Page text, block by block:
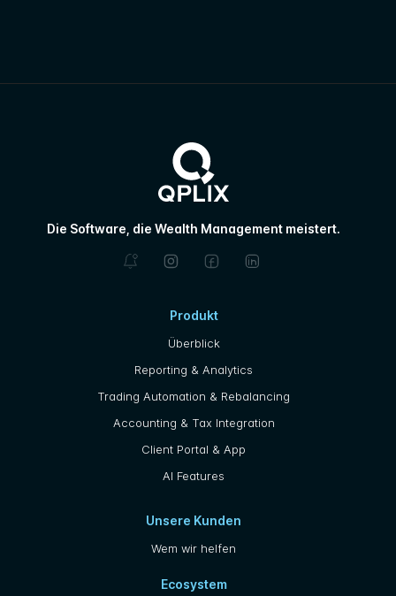
Die Software, die Wealth Management meistert.
Produkt
Überblick
Reporting & Analytics
Trading Automation & Rebalancing
Accounting & Tax Integration
Client Portal & App
AI Features
Unsere Kunden
Wem wir helfen
Ecosystem